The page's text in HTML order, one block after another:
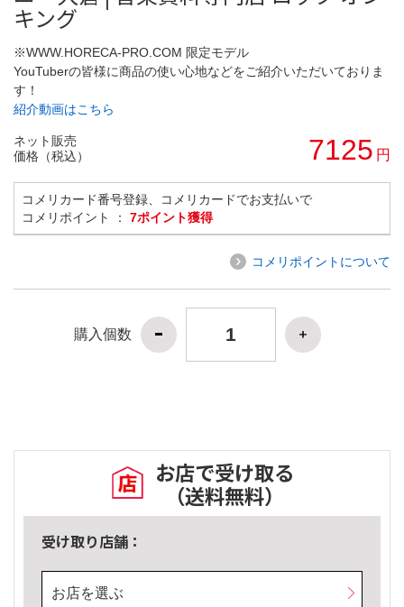
キング
※WWW.HORECA-PRO.COM 限定モデル
YouTuberの皆様に商品の使い心地などをご紹介いただいておりま
す！
紹介動画はこちら
ネット販売
価格（税込）
7125 円
コメリカード番号登録、コメリカードでお支払いで
コメリポイント ： 7ポイント獲得
コメリポイントについて
購入個数
お店で受け取る
（送料無料）
受け取り店舗：
お店を選ぶ